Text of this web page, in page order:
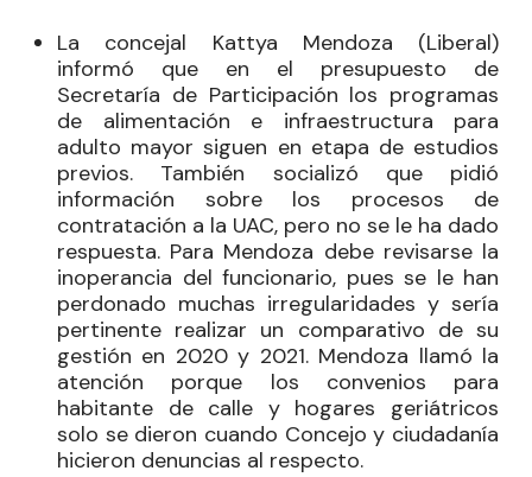
La concejal Kattya Mendoza (Liberal)
informó que en el presupuesto de
Secretaría de Participación los programas
de alimentación e infraestructura para
adulto mayor siguen en etapa de estudios
previos. También socializó que pidió
información sobre los procesos de
contratación a la UAC, pero no se le ha dado
respuesta. Para Mendoza debe revisarse la
inoperancia del funcionario, pues se le han
perdonado muchas irregularidades y sería
pertinente realizar un comparativo de su
gestión en 2020 y 2021. Mendoza llamó la
atención porque los convenios para
habitante de calle y hogares geriátricos
solo se dieron cuando Concejo y ciudadanía
hicieron denuncias al respecto.